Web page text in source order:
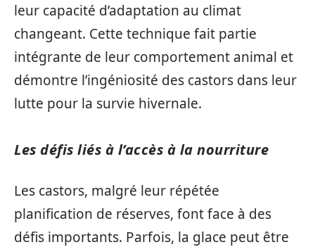
leur capacité d’adaptation au climat
changeant. Cette technique fait partie
intégrante de leur comportement animal et
démontre l’ingéniosité des castors dans leur
lutte pour la survie hivernale.
Les défis liés à l’accès à la nourriture
Les castors, malgré leur répétée
planification de réserves, font face à des
défis importants. Parfois, la glace peut être